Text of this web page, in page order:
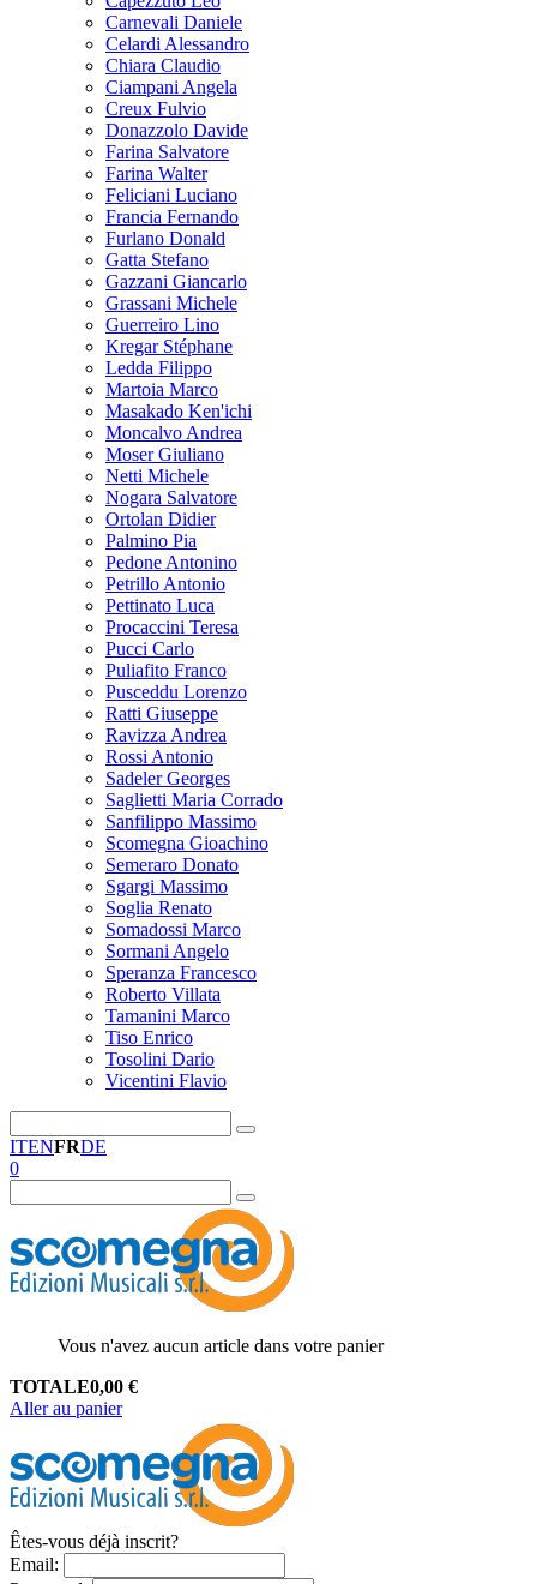
Carnevali Daniele
Celardi Alessandro
Chiara Claudio
Ciampani Angela
Creux Fulvio
Donazzolo Davide
Farina Salvatore
Farina Walter
Feliciani Luciano
Francia Fernando
Furlano Donald
Gatta Stefano
Gazzani Giancarlo
Grassani Michele
Guerreiro Lino
Kregar Stéphane
Ledda Filippo
Martoia Marco
Masakado Ken'ichi
Moncalvo Andrea
Moser Giuliano
Netti Michele
Nogara Salvatore
Ortolan Didier
Palmino Pia
Pedone Antonino
Petrillo Antonio
Pettinato Luca
Procaccini Teresa
Pucci Carlo
Puliafito Franco
Pusceddu Lorenzo
Ratti Giuseppe
Ravizza Andrea
Rossi Antonio
Sadeler Georges
Saglietti Maria Corrado
Sanfilippo Massimo
Scomegna Gioachino
Semeraro Donato
Sgargi Massimo
Soglia Renato
Somadossi Marco
Sormani Angelo
Speranza Francesco
Roberto Villata
Tamanini Marco
Tiso Enrico
Tosolini Dario
Vicentini Flavio
ITENFRDE
0
Vous n'avez aucun article dans votre panier
TOTALE0,00 €
Aller au panier
Êtes-vous déjà inscrit?
Email: